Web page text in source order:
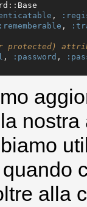
:: Base
,
:rememberable ,
protected)
, :password ,
alla